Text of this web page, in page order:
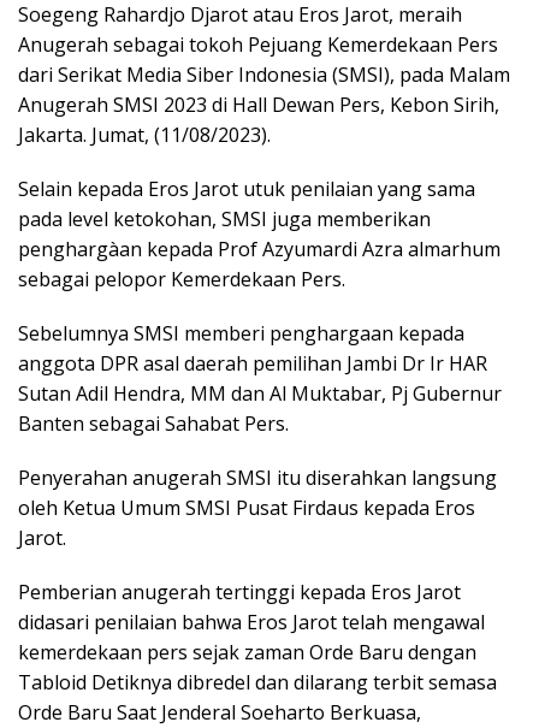
Soegeng Rahardjo Djarot atau Eros Jarot, meraih
Anugerah sebagai tokoh Pejuang Kemerdekaan Pers
dari Serikat Media Siber Indonesia (SMSI), pada Malam
Anugerah SMSI 2023 di Hall Dewan Pers, Kebon Sirih,
Jakarta. Jumat, (11/08/2023).
Selain kepada Eros Jarot utuk penilaian yang sama
pada level ketokohan, SMSI juga memberikan
penghargàan kepada Prof Azyumardi Azra almarhum
sebagai pelopor Kemerdekaan Pers.
Sebelumnya SMSI memberi penghargaan kepada
anggota DPR asal daerah pemilihan Jambi Dr Ir HAR
Sutan Adil Hendra, MM dan Al Muktabar, Pj Gubernur
Banten sebagai Sahabat Pers.
Penyerahan anugerah SMSI itu diserahkan langsung
oleh Ketua Umum SMSI Pusat Firdaus kepada Eros
Jarot.
Pemberian anugerah tertinggi kepada Eros Jarot
didasari penilaian bahwa Eros Jarot telah mengawal
kemerdekaan pers sejak zaman Orde Baru dengan
Tabloid Detiknya dibredel dan dilarang terbit semasa
Orde Baru Saat Jenderal Soeharto Berkuasa,